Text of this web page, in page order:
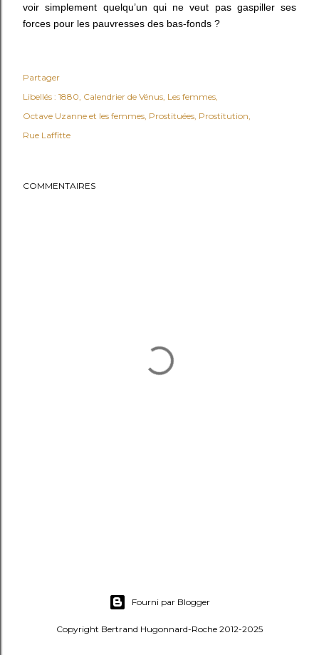
voir simplement quelqu’un qui ne veut pas gaspiller ses
forces pour les pauvresses des bas-fonds ?
Partager
Libellés : 1880 Calendrier de Vénus Les femmes
Octave Uzanne et les femmes Prostituées Prostitution
Rue Laffitte
COMMENTAIRES
Fourni par Blogger
Copyright Bertrand Hugonnard-Roche 2012-2025